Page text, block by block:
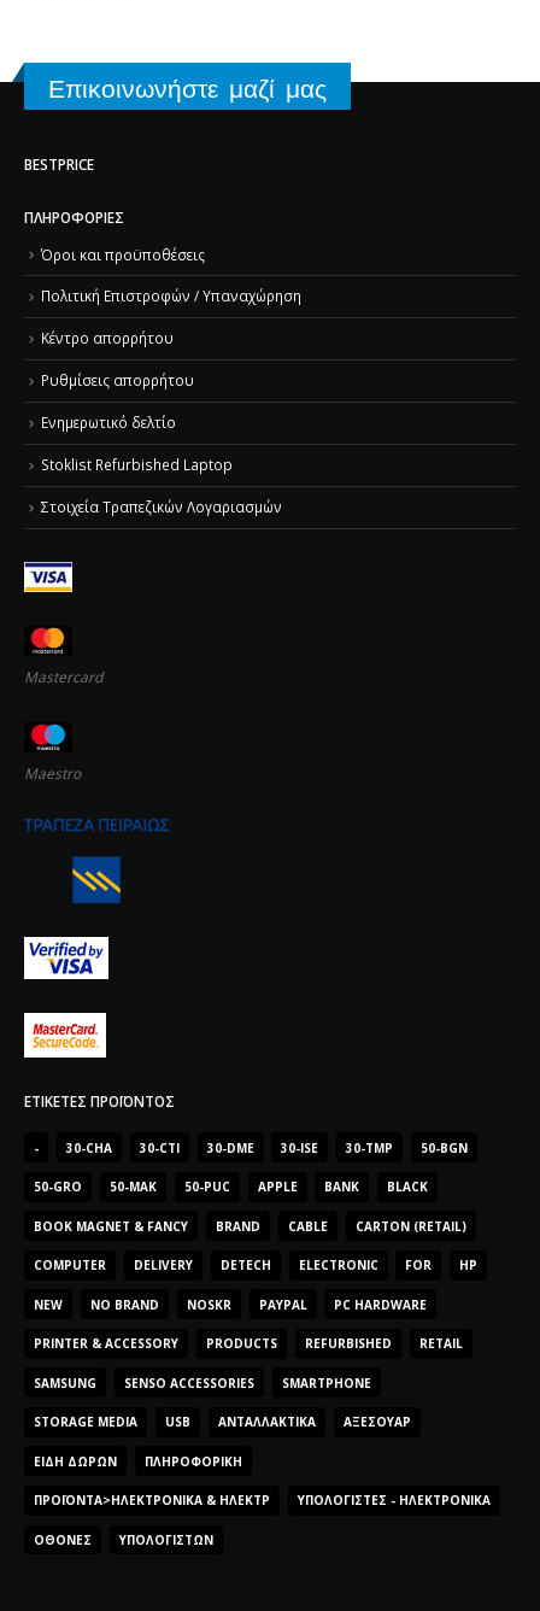
Επικοινωνήστε μαζί μας
BESTPRICE
ΠΛΗΡΟΦΟΡΊΕΣ
Όροι και προϋποθέσεις
Πολιτική Επιστροφών / Υπαναχώρηση
Κέντρο απορρήτου
Ρυθμίσεις απορρήτου
Ενημερωτικό δελτίο
Stoklist Refurbished Laptop
Στοιχεία Τραπεζικών Λογαριασμών
Mastercard
Maestro
ΕΤΙΚΈΤΕΣ ΠΡΟΪΌΝΤΟΣ
- 30-CHA 30-CTI 30-DME 30-ISE 30-TMP 50-BGN
50-GRO 50-MAK 50-PUC APPLE BANK BLACK
BOOK MAGNET & FANCY BRAND CABLE CARTON (RETAIL)
COMPUTER DELIVERY DETECH ELECTRONIC FOR HP
NEW NO BRAND NOSKR PAYPAL PC HARDWARE
PRINTER & ACCESSORY PRODUCTS REFURBISHED RETAIL
SAMSUNG SENSO ACCESSORIES SMARTPHONE
STORAGE MEDIA USB ΑΝΤΑΛΛΑΚΤΙΚΆ ΑΞΕΣΟΥΆΡ
ΕΊΔΗ ΔΏΡΩΝ ΠΛΗΡΟΦΟΡΙΚΉ
ΠΡΟΪΌΝΤΑ>ΗΛΕΚΤΡΟΝΙΚΆ & ΗΛΕΚΤΡ ΥΠΟΛΟΓΙΣΤΈΣ - ΗΛΕΚΤΡΟΝΙΚΆ
ΟΘΌΝΕΣ ΥΠΟΛΟΓΙΣΤΏΝ